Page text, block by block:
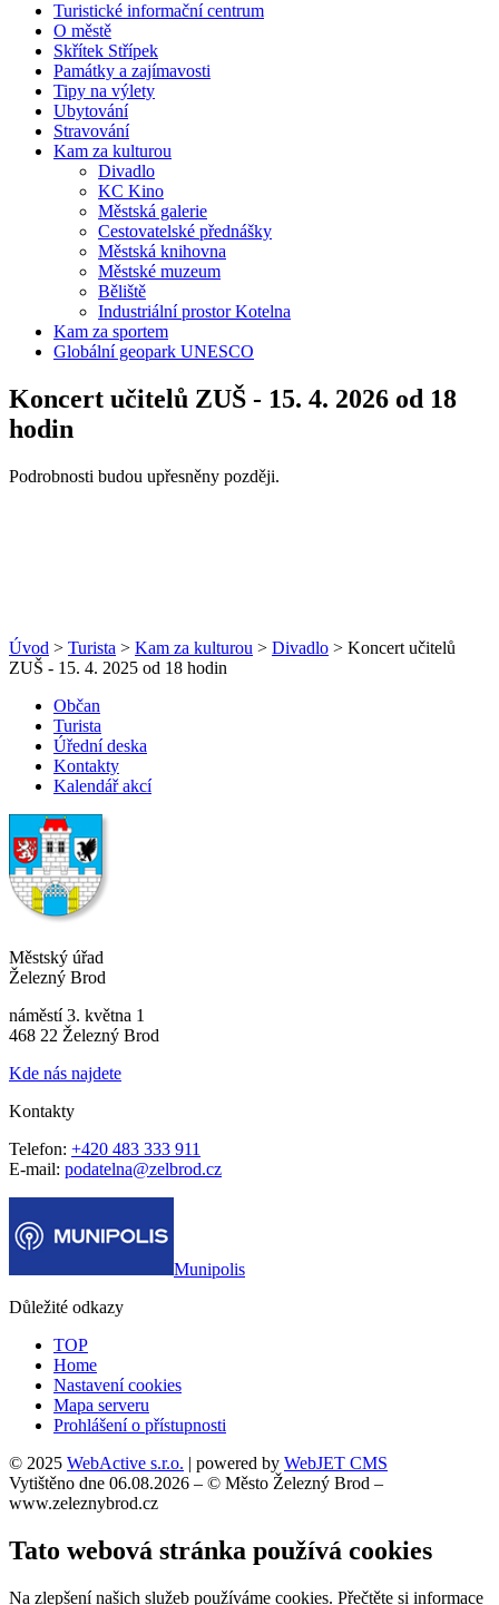
Turistické informační centrum
O městě
Skřítek Střípek
Památky a zajímavosti
Tipy na výlety
Ubytování
Stravování
Kam za kulturou
Divadlo
KC Kino
Městská galerie
Cestovatelské přednášky
Městská knihovna
Městské muzeum
Běliště
Industriální prostor Kotelna
Kam za sportem
Globální geopark UNESCO
Koncert učitelů ZUŠ - 15. 4. 2026 od 18
hodin
Podrobnosti budou upřesněny později.
Úvod > Turista > Kam za kulturou > Divadlo > Koncert učitelů
ZUŠ - 15. 4. 2025 od 18 hodin
Občan
Turista
Úřední deska
Kontakty
Kalendář akcí
Městský úřad
Železný Brod
náměstí 3. května 1
468 22 Železný Brod
Kde nás najdete
Kontakty
Telefon: +420 483 333 911
E-mail: podatelna@zelbrod.cz
Munipolis
Důležité odkazy
TOP
Home
Nastavení cookies
Mapa serveru
Prohlášení o přístupnosti
© 2025 WebActive s.r.o. | powered by WebJET CMS
Vytištěno dne 06.08.2026 – © Město Železný Brod –
www.zeleznybrod.cz
Tato webová stránka používá cookies
Na zlepšení našich služeb používáme cookies. Přečtěte si informace